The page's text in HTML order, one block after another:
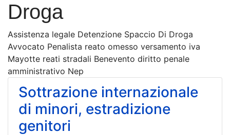
Droga
Assistenza legale Detenzione Spaccio Di Droga
Avvocato Penalista reato omesso versamento iva
Mayotte reati stradali Benevento diritto penale
amministrativo Nep
Sottrazione internazionale
di minori, estradizione
genitori